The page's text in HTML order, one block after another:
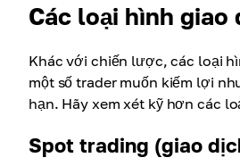
Các loại hình giao
Khác với chiến lược, các loại
một số trader muốn kiếm lợi
hạn. Hãy xem xét kỹ hơn các
Spot trading (giao